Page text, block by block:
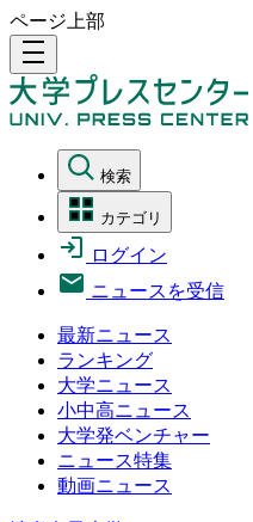
ページ上部
density_medium
検索
カテゴリ
ログイン
ニュースを受信
最新ニュース
ランキング
大学ニュース
小中高ニュース
大学発ベンチャー
ニュース特集
動画ニュース